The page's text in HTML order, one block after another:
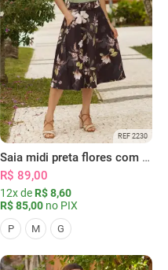
REF 2230
Saia midi preta flores com bolsos
R$ 89,00
12x de R$ 8,60
R$ 85,00 no PIX
P M G